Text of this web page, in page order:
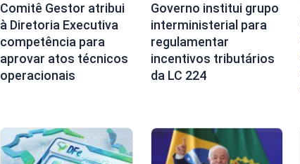
Comitê Gestor atribui
à Diretoria Executiva
competência para
aprovar atos técnicos
operacionais
Governo institui grupo
interministerial para
regulamentar
incentivos tributários
da LC 224